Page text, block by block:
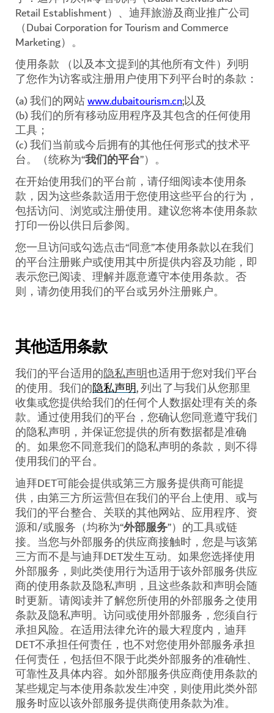
Retail Establishment）、迪拜旅游及商业推广公司
（Dubai Corporation for Tourism and Commerce
Marketing）。
使用条款 （以及本文提到的其他所有文件）列明
了您作为访客或注册用户使用下列平台时的条款：
(a)我们的网站www.dubaitourism.cn;以及
(b)我们的所有移动应用程序及其包含的任何使用
工具；
(c)我们当前或今后拥有的其他任何形式的技术平
台。（统称为“我们的平台”）。
在开始使用我们的平台前，请仔细阅读本使用条
款，因为这些条款适用于您使用这些平台的行为，
包括访问、浏览或注册使用。建议您将本使用条款
打印一份以供日后参阅。
您一旦访问或勾选点击“同意”本使用条款以在我们
的平台注册账户或使用其中所提供内容及功能，即
表示您已阅读、理解并愿意遵守本使用条款。否
则，请勿使用我们的平台或另外注册账户。
其他适用条款
我们的平台适用的隐私声明也适用于您对我们平台
的使用。我们的隐私声明,列出了与我们从您那里
收集或您提供给我们的任何个人数据处理有关的条
款。通过使用我们的平台，您确认您同意遵守我们
的隐私声明，并保证您提供的所有数据都是准确
的。如果您不同意我们的隐私声明的条款，则不得
使用我们的平台。
迪拜DET可能会提供或第三方服务提供商可能提
供，由第三方所运营但在我们的平台上使用、或与
我们的平台整合、关联的其他网站、应用程序、资
源和/或服务（均称为“外部服务”）的工具或链
接。当您与外部服务的供应商接触时，您是与该第
三方而不是与迪拜DET发生互动。如果您选择使用
外部服务，则此类使用行为适用于该外部服务供应
商的使用条款及隐私声明，且这些条款和声明会随
时更新。请阅读并了解您所使用的外部服务之使用
条款及隐私声明。访问或使用外部服务，您须自行
承担风险。在适用法律允许的最大程度内，迪拜
DET不承担任何责任，也不对您使用外部服务承担
任何责任，包括但不限于此类外部服务的准确性、
可靠性及具体内容。如外部服务供应商使用条款的
某些规定与本使用条款发生冲突，则使用此类外部
服务时应以该外部服务提供商使用条款为准。